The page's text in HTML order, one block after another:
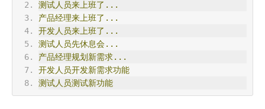
测试人员来上班了...
产品经理来上班了...
开发人员来上班了...
测试人员先休息会...
产品经理规划新需求...
开发人员开发新需求功能
测试人员测试新功能